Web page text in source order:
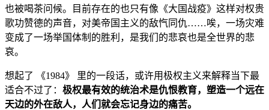
也被喝茶问候。目前存在的也只有像《大国战疫》这样对权贵
歌功赞德的声音，对美帝国主义的敌忾同仇……唉，一场灾难
变成了一场举国体制的胜利，是我们的悲哀也是全世界的悲
哀。
想起了 《1984》 里的一段话，或许用极权主义来解释当下最
适合不过了： 极权最有效的统治术是仇恨教育，塑造一个远在
天边的外在敌人，人们就会忘记身边的痛苦。